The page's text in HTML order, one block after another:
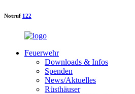
Notruf 122
Feuerwehr
Downloads & Infos
Spenden
News/Aktuelles
Rüsthäuser